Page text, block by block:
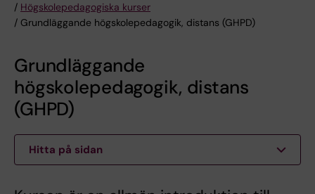
Breadcrumb
/ Högskolepedagogiska kurser
/ Grundläggande högskolepedagogik, distans (GHPD)
Grundläggande
högskolepedagogik, distans
(GHPD)
Hitta på sidan